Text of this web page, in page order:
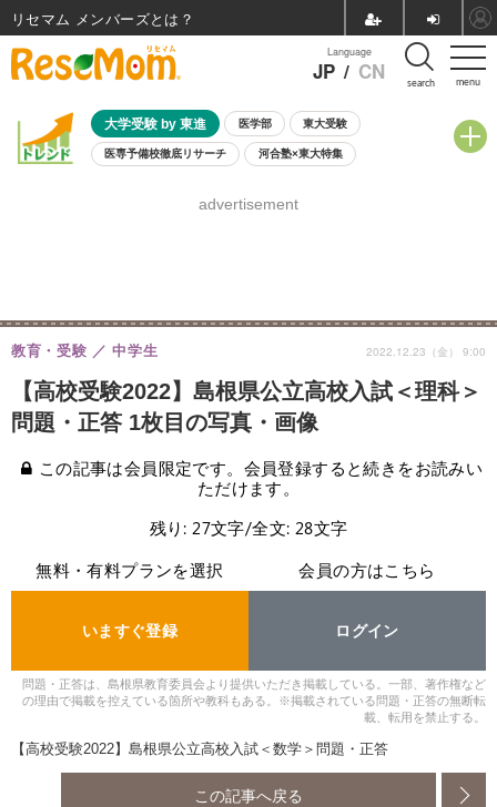
menu
Language
JP / CN search
大学受験 by 東進 医学部 東大受験
医専予備校徹底リサーチ 河合塾×東大特集
8月開催学校説明会・相談会
advertisement
【高校受験2022】島根県公立高校入試＜理科＞
問題・正答 1枚目の写真・画像
教育・受験 中学生 2022.12.23（金） 9:00
この記事は会員限定です。会員登録すると続きをお読みい
ただけます。
残り: 27文字/全文: 28文字
無料・有料プランを選択
いますぐ登録
会員の方はこちら
ログイン
問題・正答は、島根県教育委員会より提供いただき掲載している。一部、著作権など
の理由で掲載を控えている箇所や教科もある。※掲載されている問題・正答の無断転
載、転用を禁止する。
【高校受験2022】島根県公立高校入試＜数学＞問題・正答
この記事へ戻る
リセマム メンバーズ